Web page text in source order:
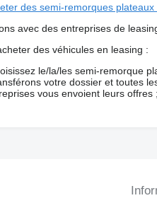
des semi-remorques
avec des entreprises de
des véhicules en leasing :
le/la/les semi-remorque
votre dossier et toutes
vous envoient leurs offres ;